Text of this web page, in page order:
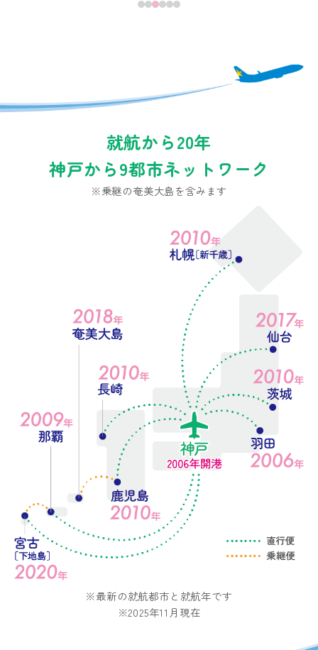
就航から20年
神戸から9都市ネットワーク
※乗継の奄美大島を含みます
※最新の就航都市と就航年です
※2025年11月現在